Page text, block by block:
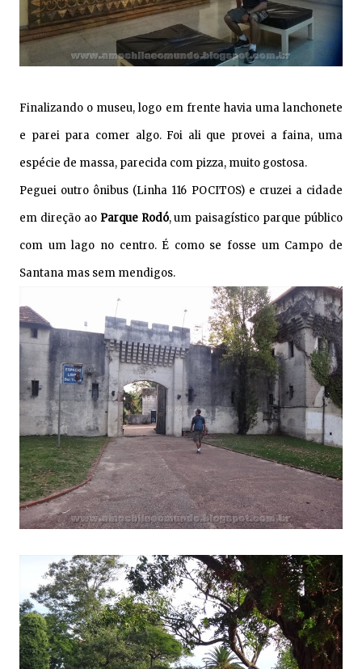
Finalizando o museu, logo em frente havia uma lanchonete
e parei para comer algo. Foi ali que provei a faina, uma
espécie de massa, parecida com pizza, muito gostosa.
Peguei outro ônibus (Linha 116 POCITOS) e cruzei a cidade
em direção ao Parque Rodó, um paisagístico parque público
com um lago no centro. É como se fosse um Campo de
Santana mas sem mendigos.